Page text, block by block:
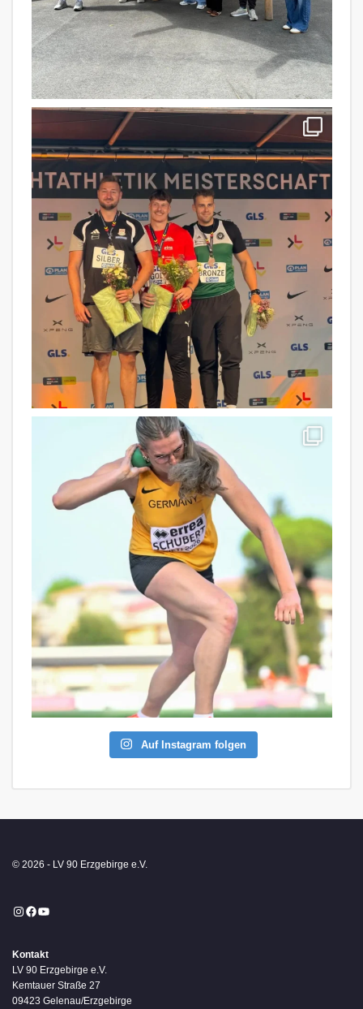
Auf Instagram folgen
© 2026 - LV 90 Erzgebirge e.V.
Instagram
Facebook
YouTube
Kontakt
LV 90 Erzgebirge e.V.
Kemtauer Straße 27
09423 Gelenau/Erzgebirge